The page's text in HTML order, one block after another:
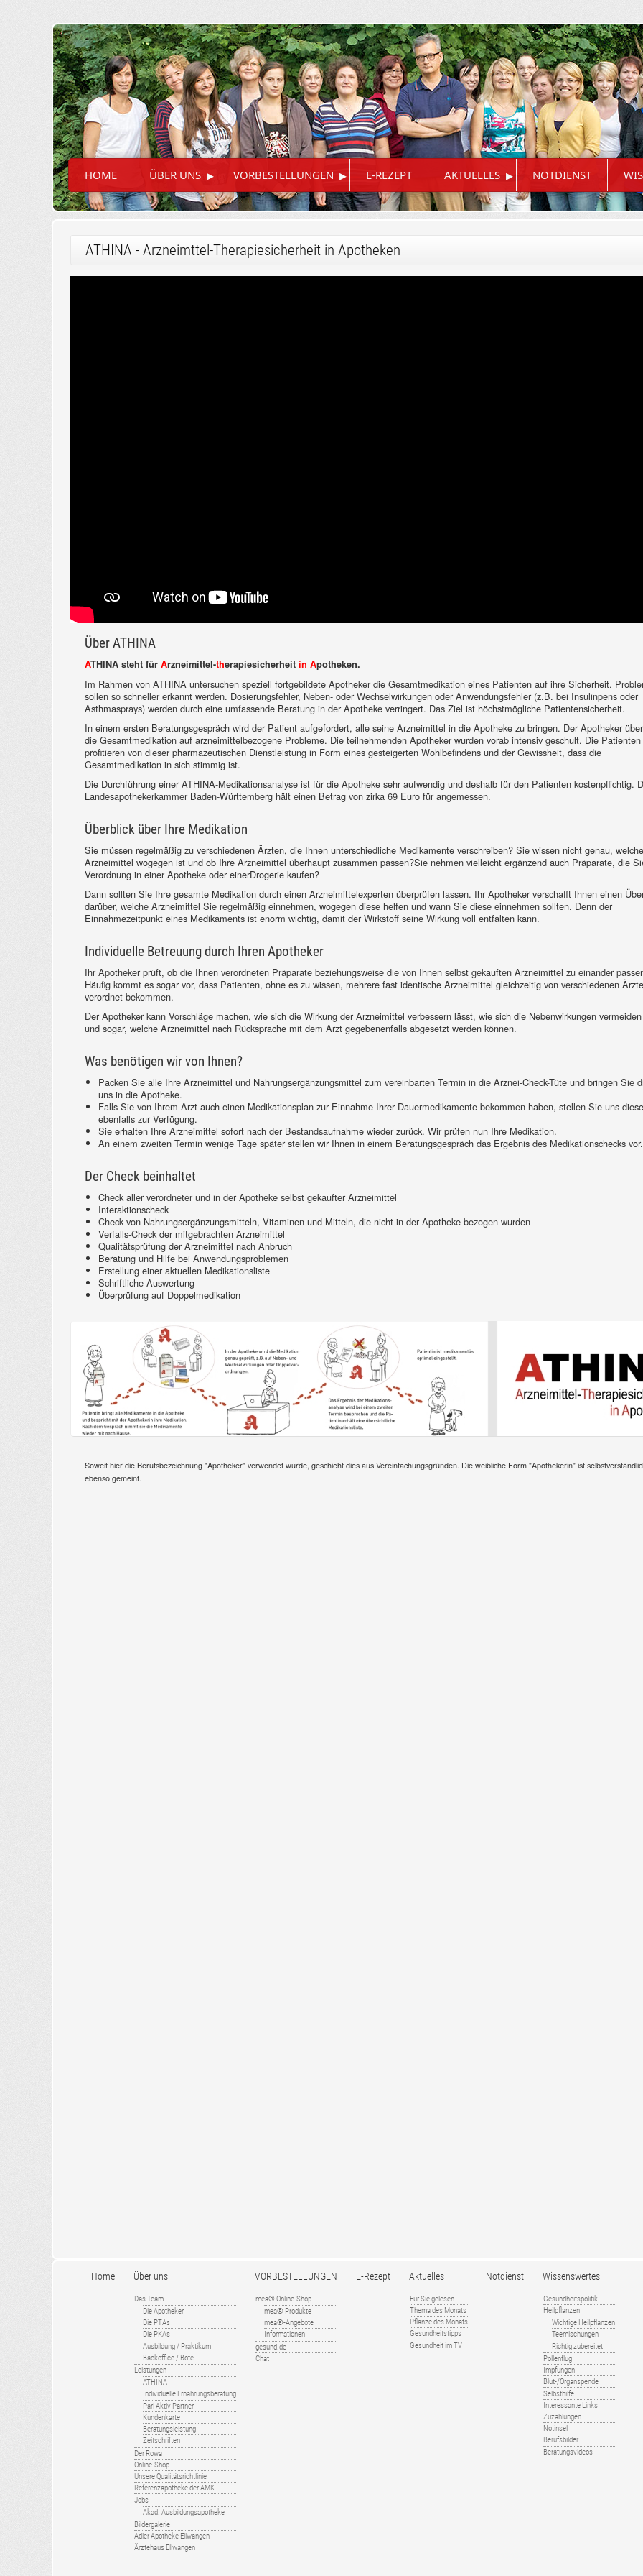
HOME ÜBER UNS ▸ VORBESTELLUNGEN ▸ E-REZEPT AKTUELLES ▸ NOTDIENST
ATHINA - Arzneimttel-Therapiesicherheit in Apotheken
Über ATHINA
ATHINA steht für Arzneimittel-therapiesicherheit in Apotheken.
Im Rahmen von ATHINA untersuchen speziell fortgebildete Apotheker die Gesamtmedikation eines Patienten auf ihre Sicherheit.
sollen so schneller erkannt werden. Dosierungsfehler, Neben- oder Wechselwirkungen oder Anwendungsfehler (z.B. bei Insulinpens oder
Asthmasprays) werden durch eine umfassende Beratung in der Apotheke verringert. Das Ziel ist höchstmögliche Patientensicherheit.
In einem ersten Beratungsgespräch wird der Patient aufgefordert, alle seine Arzneimittel in die Apotheke zu bringen. Der Apotheker
die Gesamtmedikation auf arzneimittelbezogene Probleme. Die teilnehmenden Apotheker wurden vorab intensiv geschult. Die Patienten
profitieren von dieser pharmazeutischen Dienstleistung in Form eines gesteigerten Wohlbefindens und der Gewissheit, dass die
Gesamtmedikation in sich stimmig ist.
Die Durchführung einer ATHINA-Medikationsanalyse ist für die Apotheke sehr aufwendig und deshalb für den Patienten kostenpflichtig.
Landesapothekerkammer Baden-Württemberg hält einen Betrag von zirka 69 Euro für angemessen.
Überblick über Ihre Medikation
Sie müssen regelmäßig zu verschiedenen Ärzten, die Ihnen unterschiedliche Medikamente verschreiben? Sie wissen nicht genau,
Arzneimittel wogegen ist und ob Ihre Arzneimittel überhaupt zusammen passen?Sie nehmen vielleicht ergänzend auch Präparate, die
Verordnung in einer Apotheke oder einerDrogerie kaufen?
Dann sollten Sie Ihre gesamte Medikation durch einen Arzneimittelexperten überprüfen lassen. Ihr Apotheker verschafft Ihnen einen
darüber, welche Arzneimittel Sie regelmäßig einnehmen, wogegen diese helfen und wann Sie diese einnehmen sollten. Denn der
Einnahmezeitpunkt eines Medikaments ist enorm wichtig, damit der Wirkstoff seine Wirkung voll entfalten kann.
Individuelle Betreuung durch Ihren Apotheker
Ihr Apotheker prüft, ob die Ihnen verordneten Präparate beziehungsweise die von Ihnen selbst gekauften Arzneimittel zu einander
Häufig kommt es sogar vor, dass Patienten, ohne es zu wissen, mehrere fast identische Arzneimittel gleichzeitig von verschiedenen
verordnet bekommen.
Der Apotheker kann Vorschläge machen, wie sich die Wirkung der Arzneimittel verbessern lässt, wie sich die Nebenwirkungen
und sogar, welche Arzneimittel nach Rücksprache mit dem Arzt gegebenenfalls abgesetzt werden können.
Was benötigen wir von Ihnen?
Packen Sie alle Ihre Arzneimittel und Nahrungsergänzungsmittel zum vereinbarten Termin in die Arznei-Check-Tüte und bringen Sie
uns in die Apotheke.
Falls Sie von Ihrem Arzt auch einen Medikationsplan zur Einnahme Ihrer Dauermedikamente bekommen haben, stellen Sie uns
ebenfalls zur Verfügung.
Sie erhalten Ihre Arzneimittel sofort nach der Bestandsaufnahme wieder zurück. Wir prüfen nun Ihre Medikation.
An einem zweiten Termin wenige Tage später stellen wir Ihnen in einem Beratungsgespräch das Ergebnis des Medikationschecks vor.
Der Check beinhaltet
Check aller verordneter und in der Apotheke selbst gekaufter Arzneimittel
Interaktionscheck
Check von Nahrungsergänzungsmitteln, Vitaminen und Mitteln, die nicht in der Apotheke bezogen wurden
Verfalls-Check der mitgebrachten Arzneimittel
Qualitätsprüfung der Arzneimittel nach Anbruch
Beratung und Hilfe bei Anwendungsproblemen
Erstellung einer aktuellen Medikationsliste
Schriftliche Auswertung
Überprüfung auf Doppelmedikation
Soweit hier die Berufsbezeichnung "Apotheker" verwendet wurde, geschieht dies aus Vereinfachungsgründen. Die weibliche Form "Apothekerin" ist
ebenso gemeint.
Home Über uns
Das Team
Die Apotheker
Die PTAs
Die PKAs
Ausbildung / Praktikum
Backoffice / Bote
Leistungen
ATHINA
Individuelle Ernährungsberatung
Pari Aktiv Partner
Kundenkarte
Beratungsleistung
Zeitschriften
Der Rowa
Online-Shop
Unsere Qualitätsrichtlinie
Referenzapotheke der AMK
Jobs
Akad. Ausbildungsapotheke
Bildergalerie
Adler Apotheke Ellwangen
Ärztehaus Ellwangen
VORBESTELLUNGEN
mea® Online-Shop
mea® Produkte
mea®-Angebote
Informationen
gesund.de
Chat
E-Rezept Aktuelles
Für Sie gelesen
Thema des Monats
Pflanze des Monats
Gesundheitstipps
Gesundheit im TV
Notdienst Wissenswertes
Gesundheitspolitik
Heilpflanzen
Wichtige Heilpflanzen
Teemischungen
Richtig zubereitet
Pollenflug
Impfungen
Blut-/Organspende
Selbsthilfe
Interessante Links
Zuzahlungen
Notinsel
Berufsbilder
Beratungsvideos